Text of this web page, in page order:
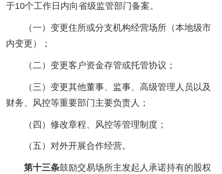
于10个工作日内向省级监管部门备案。
（一）变更住所或分支机构经营场所（本地级市
内变更）；
（二）变更客户资金存管或托管协议；
（三）变更其他董事、监事、高级管理人员以及
财务、风控等重要部门主要负责人；
（四）修改章程、风控等管理制度；
（五）对外开展合作经营。
第十三条鼓励交易场所主发起人承诺持有的股权